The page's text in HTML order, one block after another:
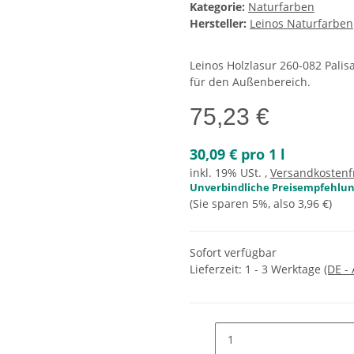
Kategorie: Naturfarben
Hersteller: Leinos Naturfarben
Leinos Holzlasur 260-082
für den Außenbereich.
75,23 €
30,09 € pro 1 l
inkl. 19% USt. ,
Unverbindliche
(Sie sparen 5%, also 3,96 €)
Sofort verfügbar
Lieferzeit: 1 - 3 Werktage (DE